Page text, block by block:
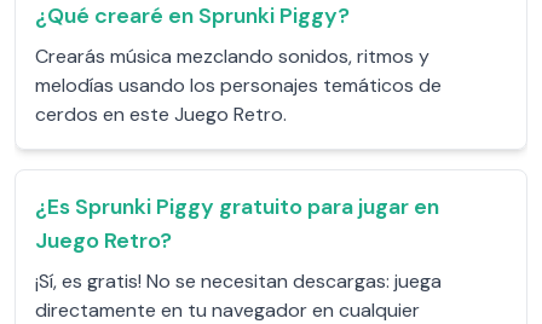
¿Qué crearé en Sprunki Piggy?
Crearás música mezclando sonidos, ritmos y
melodías usando los personajes temáticos de
cerdos en este Juego Retro.
¿Es Sprunki Piggy gratuito para jugar en
Juego Retro?
¡Sí, es gratis! No se necesitan descargas: juega
directamente en tu navegador en cualquier